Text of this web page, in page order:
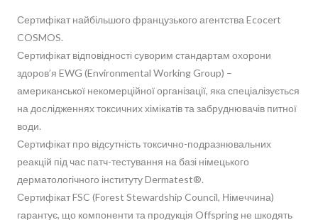
Сертифікат найбільшого французького агентства Ecocert
COSMOS.
Сертифікат відповідності суворим стандартам охорони
здоров’я EWG (Environmental Working Group) –
американської некомерційної організації, яка спеціалізується
на дослідженнях токсичних хімікатів та забруднювачів питної
води.
Сертифікат про відсутність токсично-подразнювальних
реакцій під час патч-тестування на базі німецького
дерматологічного інституту Dermatest®.
Сертифікат FSC (Forest Stewardship Council, Німеччина)
гарантує, що компоненти та продукція Offspring не шкодять